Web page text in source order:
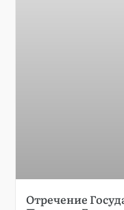
Отречение